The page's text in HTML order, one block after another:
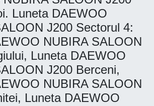
Luneta DAEWOO
J200 Sectorul 4:
NUBIRA SALOON
Luneta DAEWOO
J200 Berceni,
NUBIRA SALOON
Luneta DAEWOO